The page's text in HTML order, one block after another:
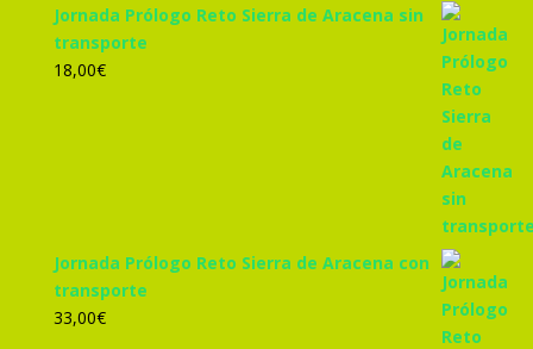
Jornada Prólogo Reto Sierra de Aracena sin
transporte
18,00€
Jornada Prólogo Reto Sierra de Aracena con
transporte
33,00€